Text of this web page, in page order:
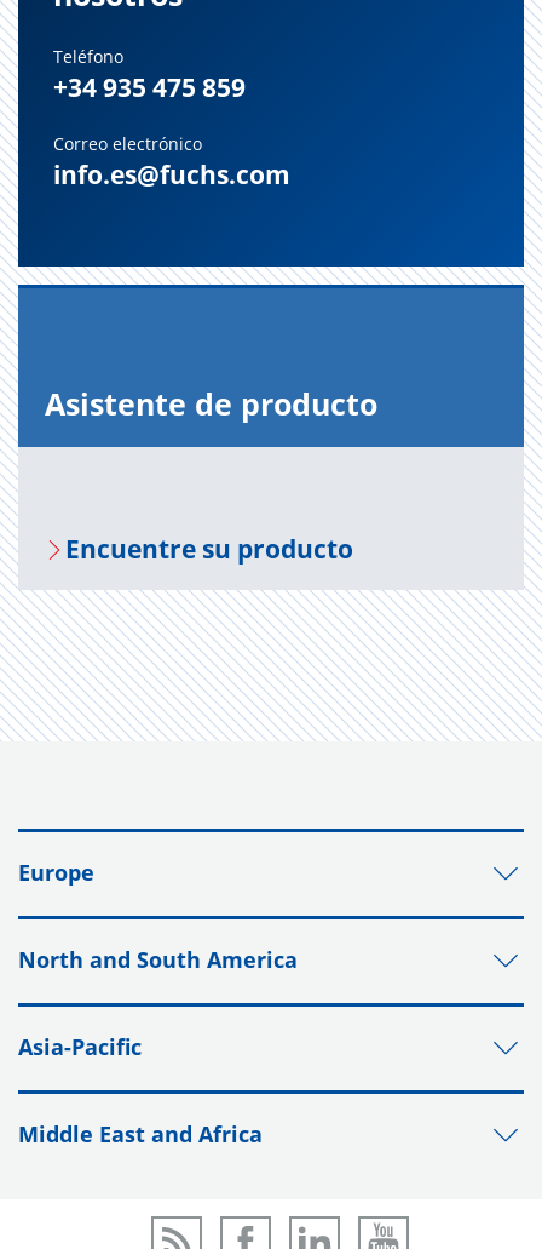
Teléfono
+34 935 475 859
Correo electrónico
info.es@fuchs.com
Asis­ten­te de pro­duc­to
En­cuen­tre su pro­duc­to
Europe
North and South America
Asia-Pacific
Middle East and Africa